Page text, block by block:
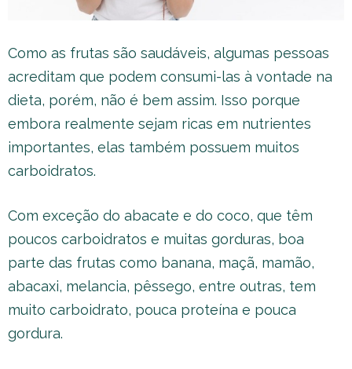
Como as frutas são saudáveis, algumas pessoas
acreditam que podem consumi-las à vontade na
dieta, porém, não é bem assim. Isso porque
embora realmente sejam ricas em nutrientes
importantes, elas também possuem muitos
carboidratos.
Com exceção do abacate e do coco, que têm
poucos carboidratos e muitas gorduras, boa
parte das frutas como banana, maçã, mamão,
abacaxi, melancia, pêssego, entre outras, tem
muito carboidrato, pouca proteína e pouca
gordura.